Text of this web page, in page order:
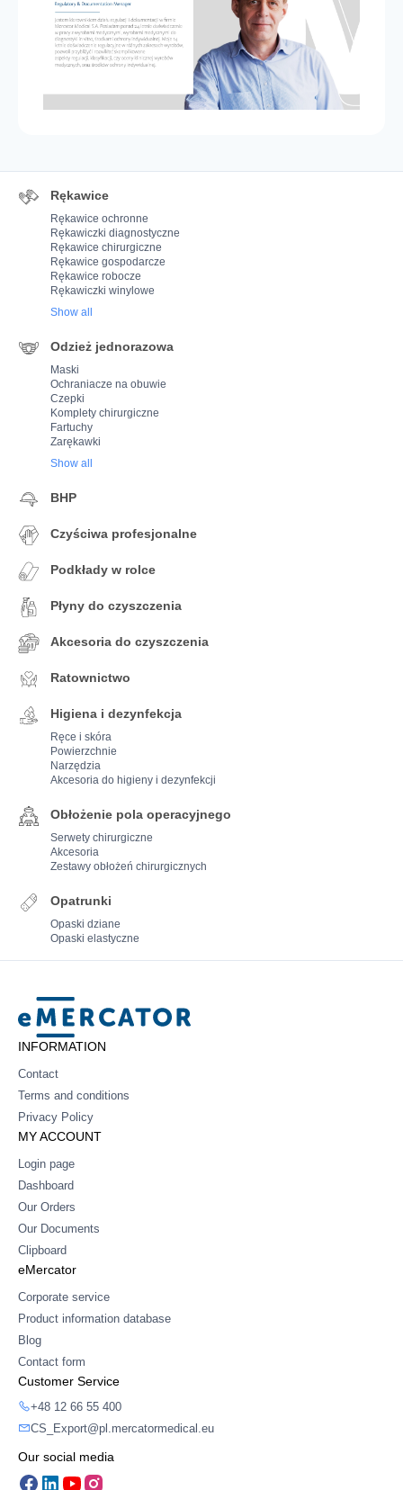
Rękawice
Rękawice ochronne
Rękawiczki diagnostyczne
Rękawice chirurgiczne
Rękawice gospodarcze
Rękawice robocze
Rękawiczki winylowe
Show all
Odzież jednorazowa
Maski
Ochraniacze na obuwie
Czepki
Komplety chirurgiczne
Fartuchy
Zarękawki
Show all
BHP
Czyściwa profesjonalne
Podkłady w rolce
Płyny do czyszczenia
Akcesoria do czyszczenia
Ratownictwo
Higiena i dezynfekcja
Ręce i skóra
Powierzchnie
Narzędzia
Akcesoria do higieny i dezynfekcji
Obłożenie pola operacyjnego
Serwety chirurgiczne
Akcesoria
Zestawy obłożeń chirurgicznych
Opatrunki
Opaski dziane
Opaski elastyczne
Mercator
INFORMATION
Contact
Terms and conditions
Privacy Policy
MY ACCOUNT
Login page
Dashboard
Our Orders
Our Documents
Clipboard
eMercator
Corporate service
Product information database
Blog
Contact form
Customer Service
+48 12 66 55 400
CS_Export@pl.mercatormedical.eu
Our social media